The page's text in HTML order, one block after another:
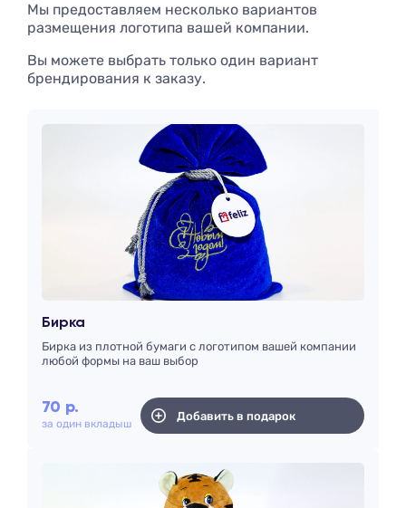
Мы предоставляем несколько вариантов
размещения логотипа вашей компании.
Вы можете выбрать только один вариант
брендирования к заказу.
Бирка
Бирка из плотной бумаги с логотипом вашей компании
любой формы на ваш выбор
70 р.
за один вкладыш
Добавить в подарок